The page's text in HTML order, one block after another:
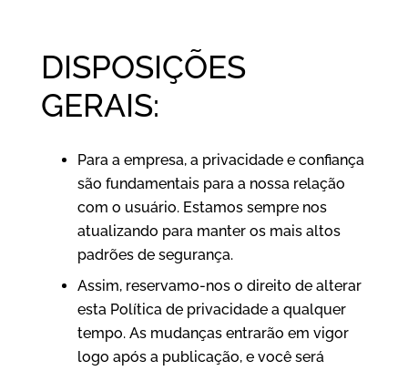
DISPOSIÇÕES
GERAIS:
Para a empresa, a privacidade e confiança
são fundamentais para a nossa relação
com o usuário. Estamos sempre nos
atualizando para manter os mais altos
padrões de segurança.
Assim, reservamo-nos o direito de alterar
esta Política de privacidade a qualquer
tempo. As mudanças entrarão em vigor
logo após a publicação, e você será